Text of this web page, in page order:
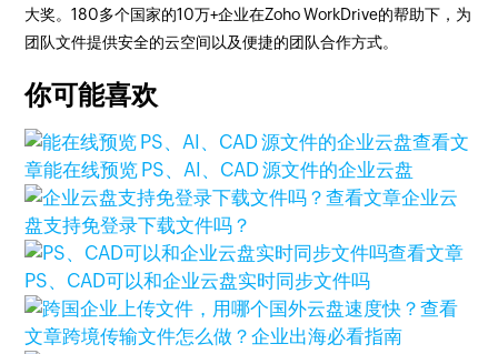
大奖。180多个国家的10万+企业在Zoho WorkDrive的帮助下，为
团队文件提供安全的云空间以及便捷的团队合作方式。
你可能喜欢
查看文
章能在线预览 PS、AI、CAD 源文件的企业云盘
查看文章企业云
盘支持免登录下载文件吗？
查看文章
PS、CAD可以和企业云盘实时同步文件吗
查看
文章跨境传输文件怎么做？企业出海必看指南